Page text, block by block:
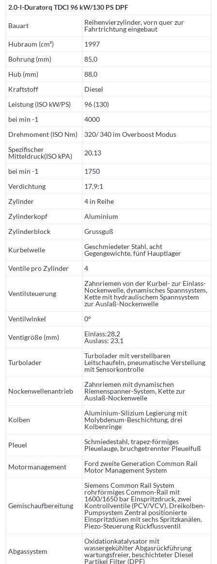
2.0-l-Duratorq TDCI 96 kW/130 PS DPF
Bauart
Reihenvierzylinder, vorn quer zur
Fahrtrichtung eingebaut
Hubraum (cm³)
1997
Bohrung (mm)
85,0
Hub (mm)
88,0
Kraftstoff
Diesel
Leistung (ISO kW/PS)
96 (130)
bei min -1
4000
Drehmoment (ISO Nm)
320/ 340 im Overboost Modus
Spezifischer
Mitteldruck(ISO kPA)
20,13
bei min -1
1750
Verdichtung
17,9:1
Zylinder
4 in Reihe
Zylinderkopf
Aluminium
Zylinderblock
Grussguß
Kurbelwelle
Geschmiedeter Stahl, acht
Gegengewichte, fünf Hauptlager
Ventile pro Zylinder
4
Ventilsteuerung
Zahnriemen von der Kurbel- zur Einlass-
Nockenwelle, dynamisches Spannsystem,
Kette mit hydraulischem Spannsystem
zur Auslaß-Nockenwelle
Ventilwinkel
0°
Ventigröße (mm)
Einlass:28,2
Auslass: 23,1
Turbolader
Turbolader mit verstellbaren
Leitschaufeln, pneumatische Verstellung
mit Sensorkontrolle
Nockenwellenantrieb
Zahnriemen mit dynamischen
Riemenspanner-System, Kette zur
Auslaß-Nockenwelle
Kolben
Aluminium-Silizium Legierung mit
Molybdenum-Beschichtung, drei
Kolbenringe
Pleuel
Schmiedestahl, trapez-förmiges
Pleuelauge, bruchgetrennter Pleuelfuß
Motormanagement
Ford zweite Generation Common Rail
Motor Management System
Gemischaufbereitung
Siemens Common Rail System
rohrförmiges Common-Rail mit
1600/1650 bar Einspritzdruck, zwei
Kontrollventile (PCV/VCV), Dreikolben-
Pumpsystem Zentral positionierte
Einspritzdüsen mit sechs Spritzkanälen,
Piezo-Steuerung Rückflussventil
Abgassystem
Oxidationkatalysator mit
wassergekühlter Abgasrückführung
wartungsfreier, beschichteter Diesel
Partikel Filter (DPF)